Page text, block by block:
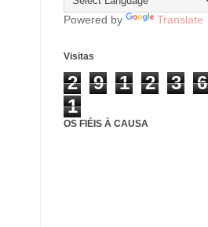
Powered by Translate
Visitas
2 9 1 2 3
6
1
OS FIÉIS À CAUSA